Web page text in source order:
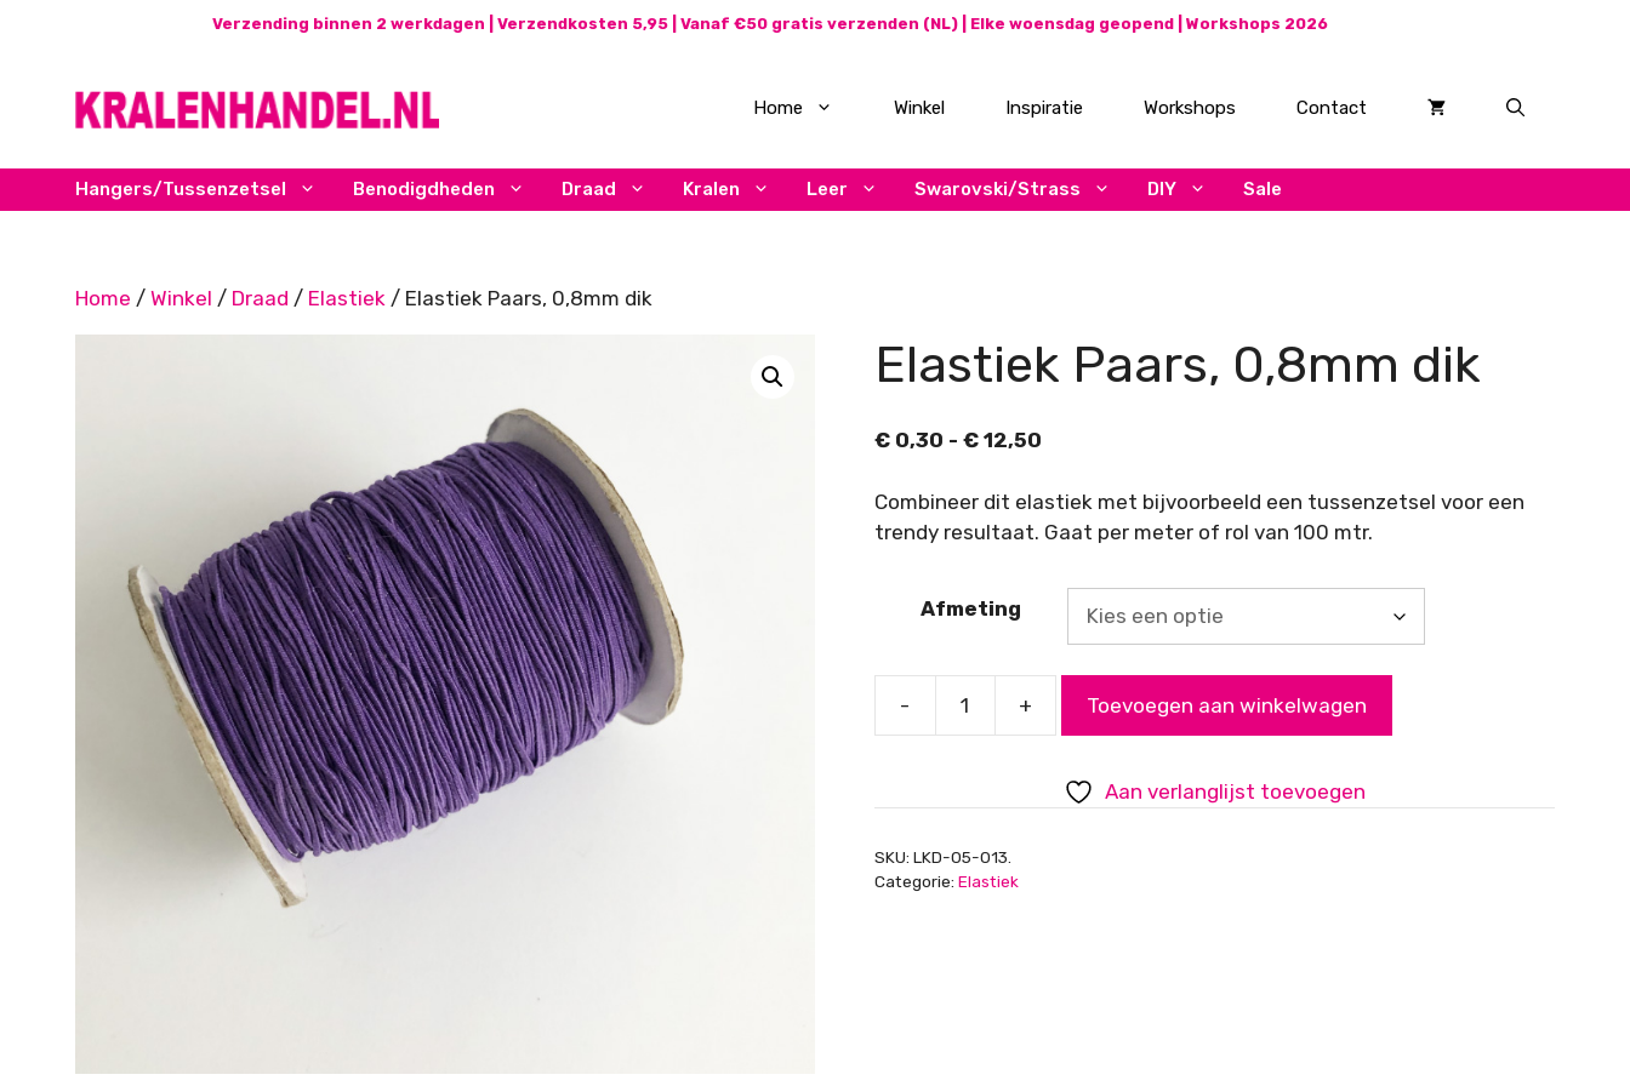
Verzending binnen 2 werkdagen | Verzendkosten 5,95 | Vanaf €50 gratis verzenden (NL) | Elke woensdag geopend | Workshops 2026
Home Winkel Inspiratie Workshops Contact
Hangers/Tussenzetsel Benodigdheden Draad Kralen Leer Swarovski/Strass DIY Sale
Home / Winkel / Draad / Elastiek / Elastiek Paars, 0,8mm dik
Elastiek Paars, 0,8mm dik
€0,30 - €12,50Prijsklasse:
tot
€ 12,50
Combineer dit elastiek met bijvoorbeeld een tussenzetsel voor een
trendy resultaat. Gaat per meter of rol van 100 mtr.
Afmeting
-
dik
+ Toevoegen aan winkelwagen
Aan verlanglijst toevoegen
SKU: LKD-05-013.
Categorie: Elastiek